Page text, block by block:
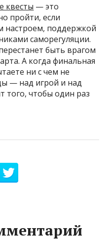
квесты — это
пройти, если
настроем, поддержкой
саморегуляции.
быть врагом
А когда финальная
ни с чем не
— над игрой и над
того, чтобы один раз